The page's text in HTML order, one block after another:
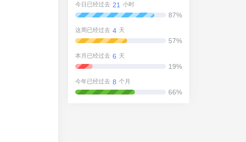
今日已经过去 21 小时
87%
这周已经过去 4 天
57%
本月已经过去 6 天
19%
今年已经过去 8 个月
66%